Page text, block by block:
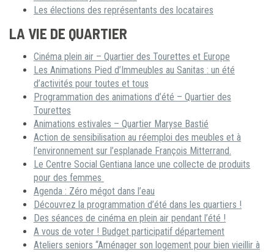
Les élections des représentants des locataires
LA VIE DE QUARTIER
Cinéma plein air – Quartier des Tourettes et Europe
Les Animations Pied d’Immeubles au Sanitas : un été
d’activités pour toutes et tous
Programmation des animations d’été – Quartier des
Tourettes
Animations estivales – Quartier Maryse Bastié
Action de sensibilisation au réemploi des meubles et à
l’environnement sur l’esplanade François Mitterrand.
Le Centre Social Gentiana lance une collecte de produits
pour des femmes
Agenda : Zéro mégot dans l’eau
Découvrez la programmation d’été dans les quartiers !
Des séances de cinéma en plein air pendant l’été !
A vous de voter ! Budget participatif département
Ateliers seniors “Aménager son logement pour bien vieillir à